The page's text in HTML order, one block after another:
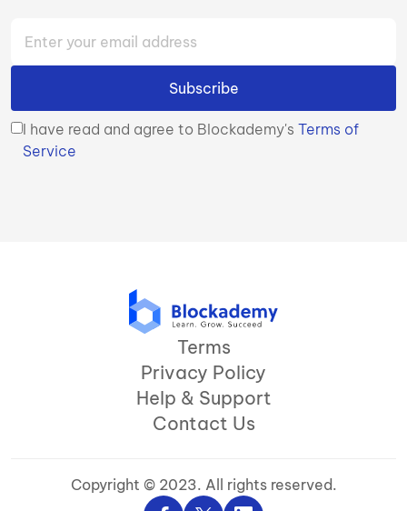
Subscribe
I have read and agree to Blockademy's Terms of
Service
Terms
Privacy Policy
Help & Support
Contact Us
Copyright © 2023. All rights reserved.